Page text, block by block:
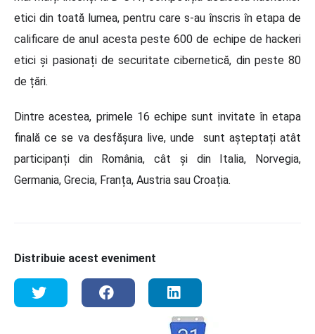
etici din toată lumea, pentru care s-au înscris în etapa de
calificare de anul acesta peste 600 de echipe de hackeri
etici și pasionați de securitate cibernetică, din peste 80
de țări.
Dintre acestea, primele 16 echipe sunt invitate în etapa
finală ce se va desfășura live, unde sunt așteptați atât
participanți din România, cât și din Italia, Norvegia,
Germania, Grecia, Franța, Austria sau Croația.
Distribuie acest eveniment